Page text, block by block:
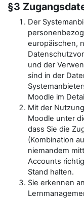
§3
Der
europäischen,
und der
sind in der
Moodle im
Mit der
Moodle unter
dass Sie die
(Kombination
niemandem
Accounts
Stand halten.
Sie erkennen